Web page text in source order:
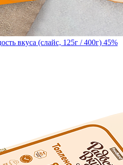
вкуса (слайс, 125г / 400г) 45%